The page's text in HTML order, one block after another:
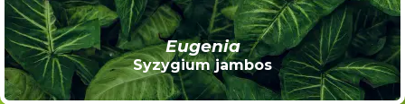
Eugenia
Syzygium jambos